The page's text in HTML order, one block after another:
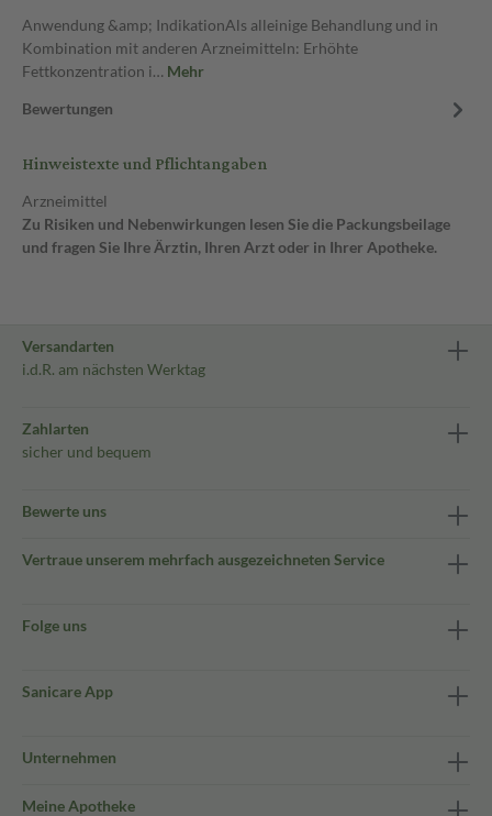
Anwendung &amp; IndikationAls alleinige Behandlung und in
Kombination mit anderen Arzneimitteln: Erhöhte
Fettkonzentration i… Mehr
Bewertungen
Hinweistexte und Pflichtangaben
Arzneimittel
Zu Risiken und Nebenwirkungen lesen Sie die Packungsbeilage
und fragen Sie Ihre Ärztin, Ihren Arzt oder in Ihrer Apotheke.
Versandarten
i.d.R. am nächsten Werktag
Zahlarten
sicher und bequem
Bewerte uns
Vertraue unserem mehrfach ausgezeichneten Service
Folge uns
Sanicare App
Unternehmen
Meine Apotheke